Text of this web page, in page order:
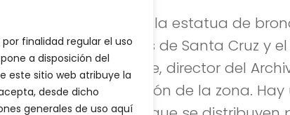
finalidad regular el uso
pone a disposición del
este sitio web atribuye la
desde dicho
generales de uso aquí
Destaca la estatua de
marqués de Santa Cruz y
almirante, director del
ordenación de la zona.